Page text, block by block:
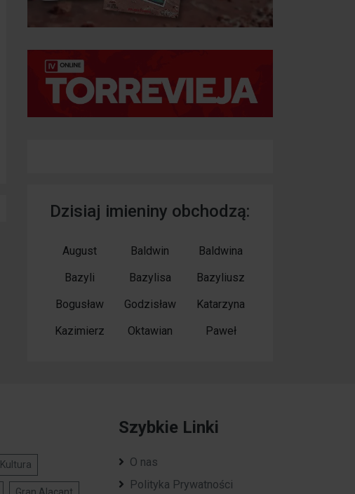
Dzisiaj imieniny obchodzą:
August Baldwin
Baldwina
Bazyli
Bazylisa
Bazyliusz
Bogusław
Godzisław
Katarzyna
Kazimierz
Oktawian Paweł
Kultura
Gran Alacant
Szybkie Linki
O nas
Polityka Prywatności